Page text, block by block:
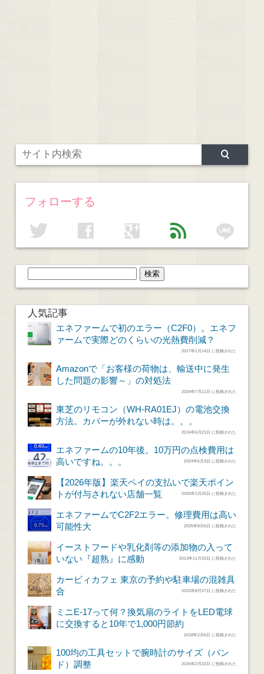
フォローする
twitter facebook google feed line
人気記事
エネファームで初のエラー（C2F0）。エネフ
ァームで実際どのくらいの光熱費削減？
2017年1月14日 に投稿された
Amazonで「お客様の荷物は、輸送中に発生
した問題の影響～」の対処法
2026年7月11日 に投稿された
東芝のリモコン（WH-RA01EJ）の電池交換
方法。カバーが外れない時は。。。
2016年6月21日 に投稿された
エネファームの10年後。10万円の点検費用は
高いですね。。。
2024年6月3日 に投稿された
【2026年版】楽天ペイの支払いで楽天ポイン
トが付与されない店舗一覧
2026年2月25日 に投稿された
エネファームでC2F2エラー。修理費用は高い
可能性大
2025年8月6日 に投稿された
イーストフードや乳化剤等の添加物の入って
いない『超熟』に感動
2013年11月20日 に投稿された
カービィカフェ 東京の予約や駐車場の混雑具
合
2022年8月27日 に投稿された
ミニE-17って何？換気扇のライトをLED電球
に交換すると10年で1,000円節約
2018年2月6日 に投稿された
100均の工具セットで腕時計のサイズ（バン
ド）調整
2026年2月22日 に投稿された